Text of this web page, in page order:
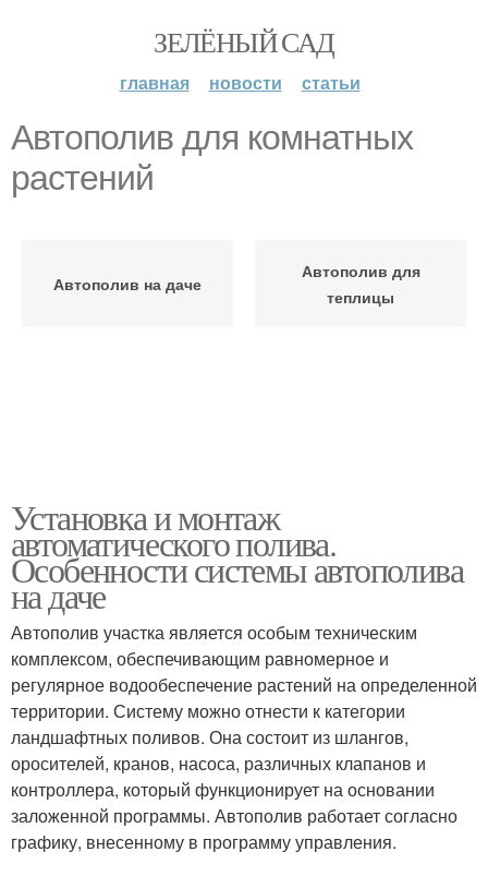
ЗЕЛЁНЫЙ САД
главная новости статьи
Автополив для комнатных
растений
Автополив на даче
Автополив для
теплицы
Установка и монтаж
автоматического полива.
Особенности системы автополива
на даче
Автополив участка является особым техническим
комплексом, обеспечивающим равномерное и
регулярное водообеспечение растений на определенной
территории. Систему можно отнести к категории
ландшафтных поливов. Она состоит из шлангов,
оросителей, кранов, насоса, различных клапанов и
контроллера, который функционирует на основании
заложенной программы. Автополив работает согласно
графику, внесенному в программу управления.